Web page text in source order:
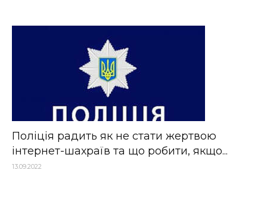
Поліція радить як не стати жертвою
інтернет-шахраїв та що робити, якщо...
13.09.2022